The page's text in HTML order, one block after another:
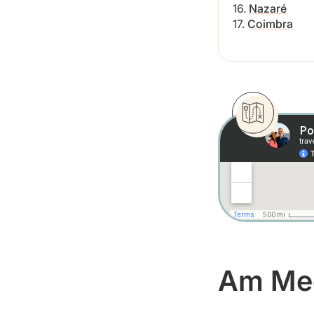
16. Nazaré
17. Coimbra
Am